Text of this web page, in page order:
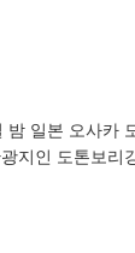
일본 오사카
지인 도톤보리